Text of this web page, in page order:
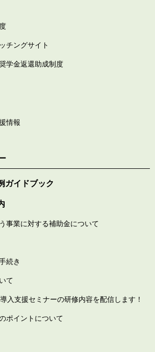
チングサイト
学金返還助成制度
情報
ガイドブック
事業に対する補助金について
続き
て
入支援セミナーの研修内容を配信します！
ポイントについて